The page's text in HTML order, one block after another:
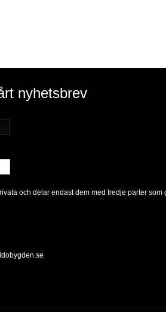
nyhetsbrev
och delar endast dem med tredje parter